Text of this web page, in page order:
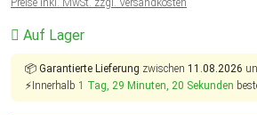
Preise inkl. MwSt. zzgl. Versandkosten
Auf Lager
📦 Garantierte Lieferung zwischen 11.08.2026
⚡Innerhalb 1 Tag, 29 Minuten, 20 Sekunden